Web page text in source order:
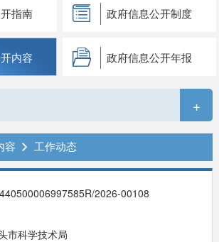
指南 政府信息公开制度
内容 政府信息公开年报
+
容  工作动态
2026-00108
市科学技术局